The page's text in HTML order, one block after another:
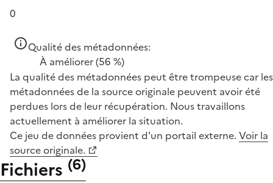
0
Qualité des métadonnées:
À améliorer(56 %)
La qualité des métadonnées peut être trompeuse car les
métadonnées de la source originale peuvent avoir été
perdues lors de leur récupération. Nous travaillons
actuellement à améliorer la situation.
Ce jeu de données provient d'un portail externe. Voir la
source originale.
Fichiers (6)